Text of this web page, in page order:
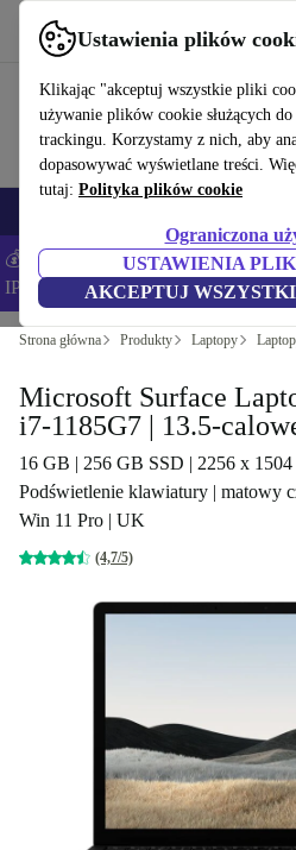
Ustawienia plików
Klikając "akceptuj wszystkie pliki
używanie plików cookie służących
trackingu. Korzystamy z nich, aby
dopasowywać wyświetlane treści.
tutaj: Polityka plików cookie
Ograniczona
USTAWIENIA
AKCEPTUJ
Korzystaj z refurbed szybko i łatwo
💰Zaoszczędź DODATKOWE 5%
IPHONEDEAL –Regulamin
Strona główna Produkty Laptopy
Microsoft Surface
i7-1185G7 | 13.5-
16 GB | 256 GB SSD | 2256 x 1504
Podświetlenie klawiatury | matowy
Win 11 Pro | UK
(4,7/5)